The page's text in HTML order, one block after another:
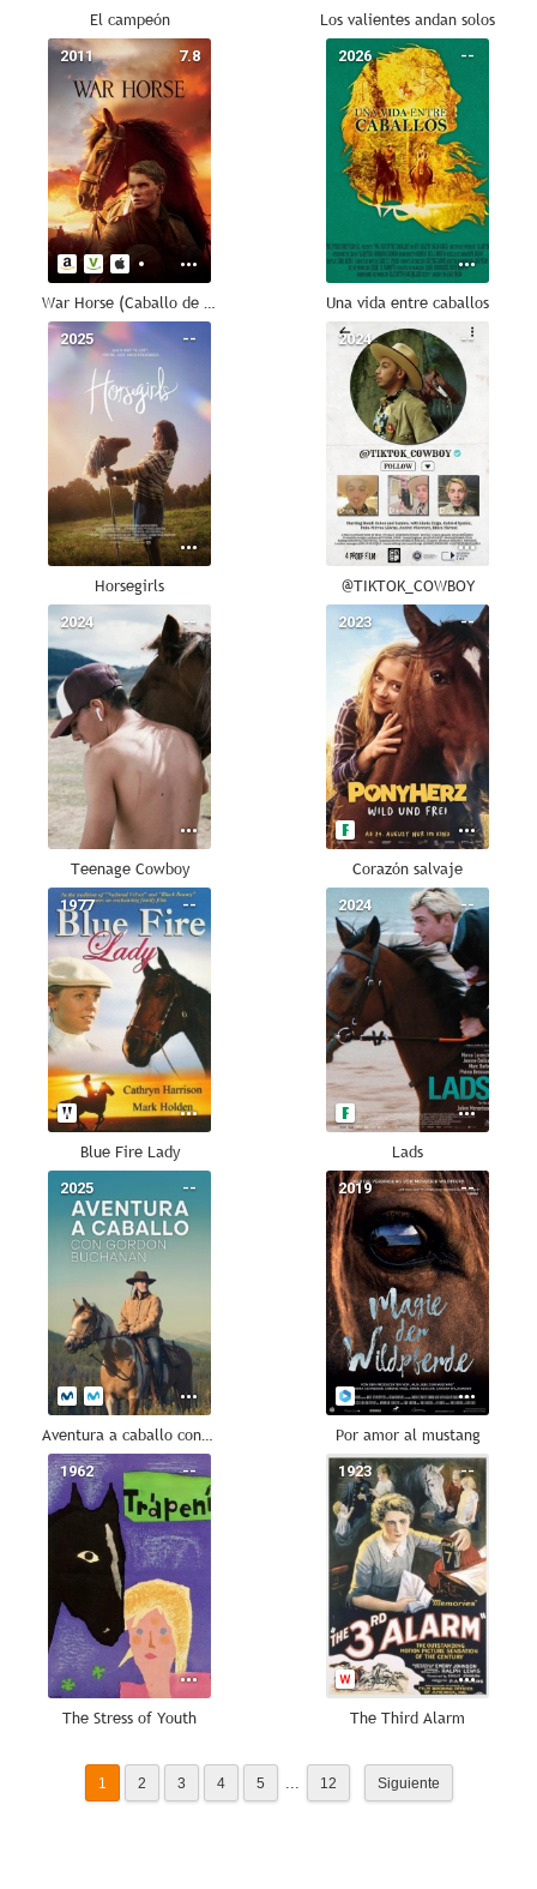
El campeón Los valientes andan solos
7.8
2011
War Horse (Caballo de batalla)
--
2026
Una vida entre caballos
--
2025
Horsegirls
--
2024
@TIKTOK_COWBOY
--
2024
Teenage Cowboy
--
2023
Corazón salvaje
--
1977
Blue Fire Lady
--
2024
Lads
--
2025
Aventura a caballo con Gordon Buchanan
--
2019
Por amor al mustang
--
1962
The Stress of Youth
--
1923
The Third Alarm
1 2 3 4 5 ... 12 Siguiente